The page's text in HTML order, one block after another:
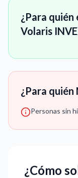
¿Para
Volaris
¿Para quién
Personas sin
¿Cómo